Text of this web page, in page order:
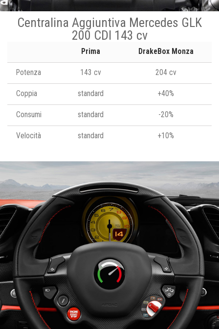
Centralina Aggiuntiva Mercedes GLK
200 CDI 143 cv
Prima DrakeBox Monza
Potenza 143 cv 204 cv
Coppia standard +40%
Consumi standard -20%
Velocità standard +10%